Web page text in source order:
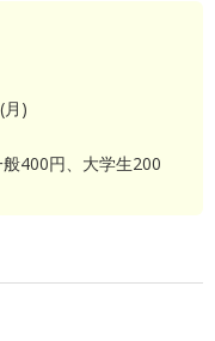
月)
400円、大学生200